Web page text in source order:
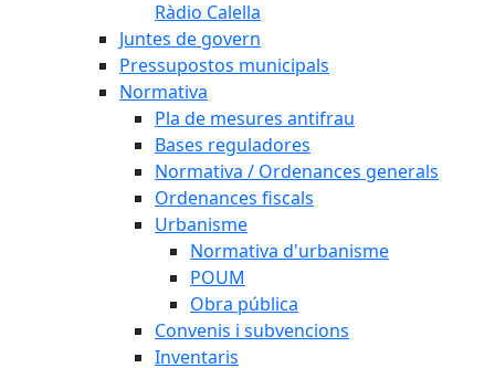
Ràdio Calella
Juntes de govern
Pressupostos municipals
Normativa
Pla de mesures antifrau
Bases reguladores
Normativa / Ordenances generals
Ordenances fiscals
Urbanisme
Normativa d'urbanisme
POUM
Obra pública
Convenis i subvencions
Inventaris